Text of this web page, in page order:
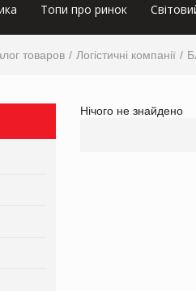
Топи про ринок
товаров Логістичні компанії
Нічого не знайдено